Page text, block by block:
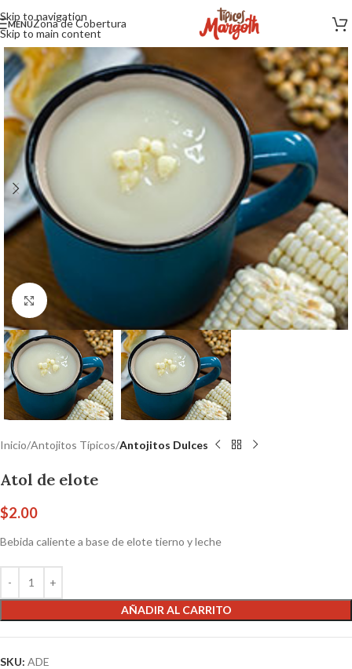
Skip to navigation
Skip to main content
MENUZona de Cobertura
Click to enlarge
Inicio Antojitos Típicos Antojitos Dulces
Atol de elote
$2.00
Bebida caliente a base de elote tierno y leche
AÑADIR AL CARRITO
SKU: ADE